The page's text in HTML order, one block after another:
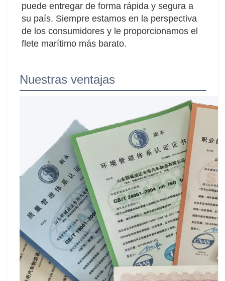
puede entregar de forma rápida y segura a
su país. Siempre estamos en la perspectiva
de los consumidores y le proporcionamos el
flete marítimo más barato.
Nuestras ventajas